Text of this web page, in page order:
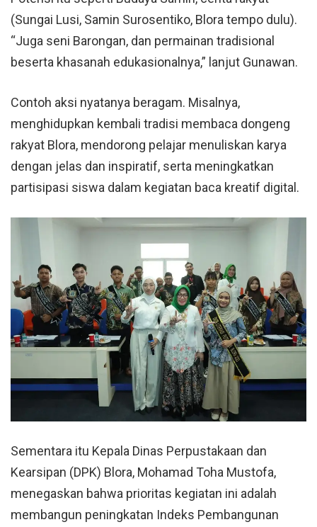
(Sungai Lusi, Samin Surosentiko, Blora tempo dulu).
“Juga seni Barongan, dan permainan tradisional
beserta khasanah edukasionalnya,” lanjut Gunawan.
Contoh aksi nyatanya beragam. Misalnya,
menghidupkan kembali tradisi membaca dongeng
rakyat Blora, mendorong pelajar menuliskan karya
dengan jelas dan inspiratif, serta meningkatkan
partisipasi siswa dalam kegiatan baca kreatif digital.
Sementara itu Kepala Dinas Perpustakaan dan
Kearsipan (DPK) Blora, Mohamad Toha Mustofa,
menegaskan bahwa prioritas kegiatan ini adalah
membangun peningkatan Indeks Pembangunan